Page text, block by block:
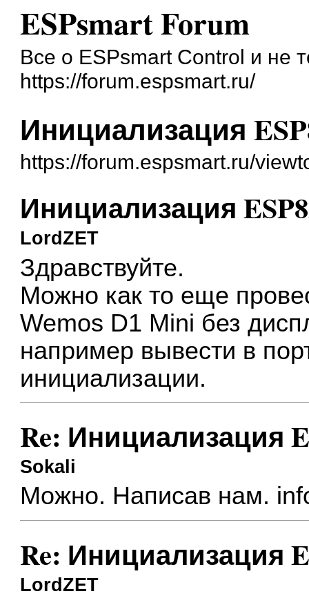
ESPsmart Forum
Все о ESPsmart Control и не
https://forum.espsmart.ru/
Инициализация
https://forum.espsmart.ru/
Инициализация
LordZET
Здравствуйте.
Можно как то еще
Wemos D1 Mini без
например вывести в
инициализации.
Re: Инициализация
Sokali
Можно. Написав нам.
Re: Инициализация
LordZET